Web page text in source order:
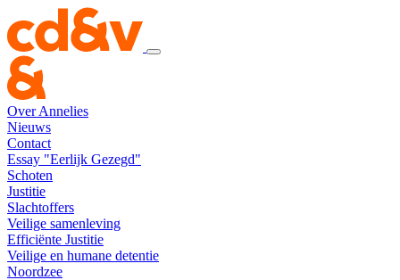
Over Annelies
Nieuws
Contact
Essay "Eerlijk Gezegd"
Schoten
Justitie
Slachtoffers
Veilige samenleving
Efficiënte Justitie
Veilige en humane detentie
Noordzee